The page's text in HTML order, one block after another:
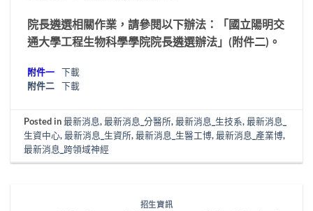
院長遴選相關作業，請參閱以下辦法：「國立陽明交
通大學工程生物科學學院院長遴選辦法」(附件二)。
附件一
下載
附件二
下載
Posted in最新消息,最新消息_分醫所,最新消息_生技系,最新消息_
生資中心,最新消息_生資所,最新消息_生醫工博,最新消息_產業博,
最新消息_跨領域神經
招生資訊